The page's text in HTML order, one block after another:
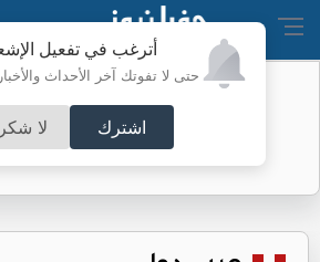
أترغب في تفعيل
حتى لا تفوتك آخر الأحداث
اشترك لا
ترامب يصف حكمًا